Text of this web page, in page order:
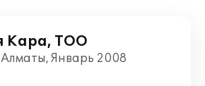
Кара, ТОО
Алматы, Январь 2008